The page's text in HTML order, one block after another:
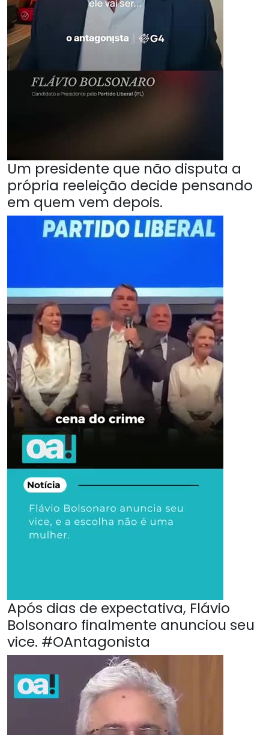
Um presidente que não disputa a
própria reeleição decide pensando
em quem vem depois.
Após dias de expectativa, Flávio
Bolsonaro finalmente anunciou seu
vice. #OAntagonista